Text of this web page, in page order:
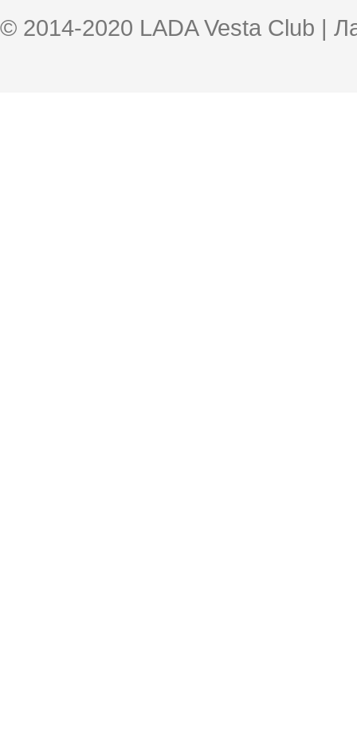
© 2014-2020 LADA Vesta Club |